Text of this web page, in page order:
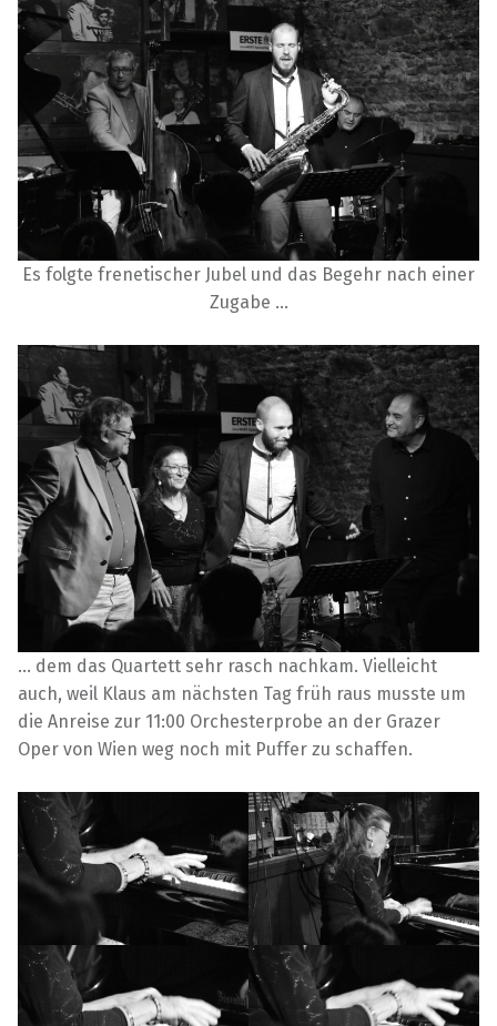
Es folgte frenetischer Jubel und das Begehr nach einer
Zugabe …
… dem das Quartett sehr rasch nachkam. Vielleicht
auch, weil Klaus am nächsten Tag früh raus musste um
die Anreise zur 11:00 Orchesterprobe an der Grazer
Oper von Wien weg noch mit Puffer zu schaffen.